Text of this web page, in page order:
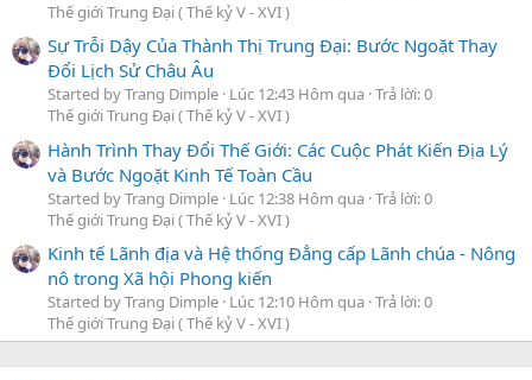
Thế giới Trung Đại ( Thế kỷ V - XVI )
Sự Trỗi Dậy Của Thành Thị Trung Đại: Bước Ngoặt Thay
Đổi Lịch Sử Châu Âu
Started by Trang Dimple Lúc 12:43 Hôm qua Trả lời: 0
Thế giới Trung Đại ( Thế kỷ V - XVI )
Hành Trình Thay Đổi Thế Giới: Các Cuộc Phát Kiến Địa Lý
và Bước Ngoặt Kinh Tế Toàn Cầu
Started by Trang Dimple Lúc 12:38 Hôm qua Trả lời: 0
Thế giới Trung Đại ( Thế kỷ V - XVI )
Kinh tế Lãnh địa và Hệ thống Đẳng cấp Lãnh chúa - Nông
nô trong Xã hội Phong kiến
Started by Trang Dimple Lúc 12:10 Hôm qua Trả lời: 0
Thế giới Trung Đại ( Thế kỷ V - XVI )